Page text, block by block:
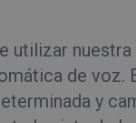
utilizar
de voz.
y